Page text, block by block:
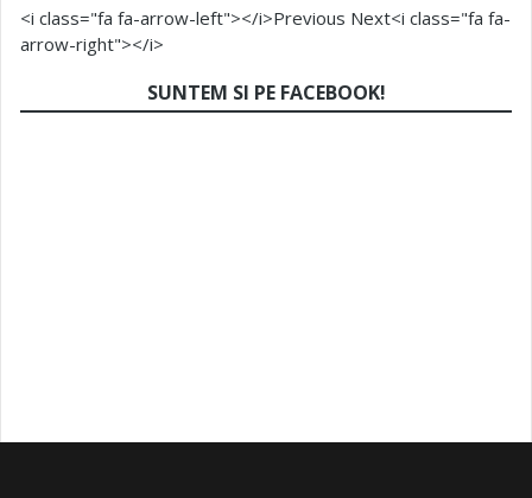
<i class="fa fa-arrow-left"></i>Previous Next<i class="fa fa-
arrow-right"></i>
SUNTEM SI PE FACEBOOK!